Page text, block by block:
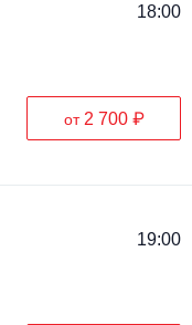
18:00
от 2 700 ₽
19:00